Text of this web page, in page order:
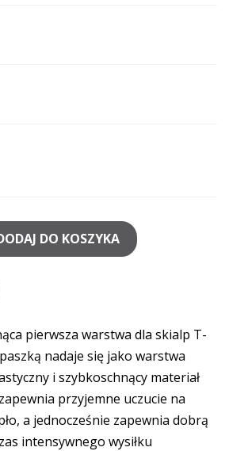
DO KOSZYKA
pierwsza warstwa dla skialp T-
nadaje się jako warstwa
i szybkoschnący materiał
przyjemne uczucie na
a jednocześnie zapewnia dobrą
intensywnego wysiłku